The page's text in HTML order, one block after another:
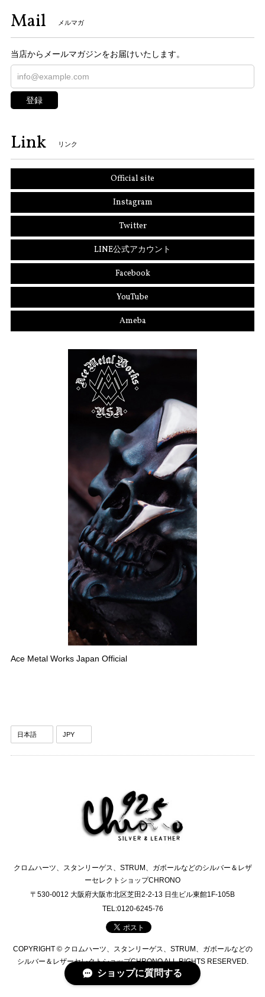
Mail メルマガ
当店からメールマガジンをお届けいたします。
登録
Link リンク
Official site
Instagram
Twitter
LINE公式アカウント
Facebook
YouTube
Ameba
Ace Metal Works Japan Official
クロムハーツ、スタンリーゲス、STRUM、ガボールなどのシルバー＆レザ
ーセレクトショップCHRONO
〒530-0012 大阪府大阪市北区芝田2-2-13 日生ビル東館1F-105B
TEL:0120-6245-76
COPYRIGHT © クロムハーツ、スタンリーゲス、STRUM、ガボールなどの
シルバー＆レザーセレクトショップCHRONO ALL RIGHTS RESERVED.
ショップに質問する